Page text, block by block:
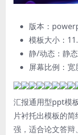
版本：
模板大小：
静/动态：静
屏幕比例：
汇报通用型ppt模
片衬托出模板的
强，适合论文答辩